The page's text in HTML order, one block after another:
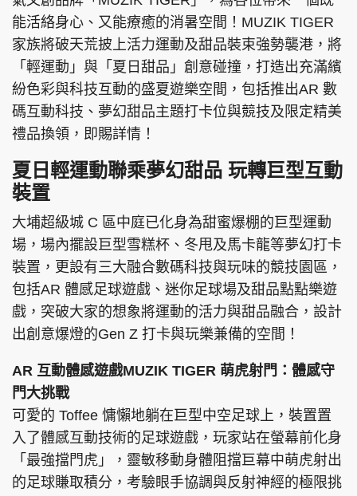
能活絡身心、又能療癒的消暑空間！MUZIK TIGER
家族將破天荒披上活力運動及甜品裝束強勢襲港，將
「輕運動」與「夏日甜品」創意碰撞，打造出充滿繽
紛色彩與科技互動的盛夏遊樂空間，包括推出AR 數
碼互動科技、夢幻甜品主題打卡位與競技及限定精美
禮品換領，即賜詳情！
夏日輕運動聯乘夢幻甜品 玩轉巨型互動
裝置
大埔超級城 C 區中庭已化身為甜蜜爆棚的巨型運動
場，場內擺設巨型雪糕杯、冬甩及馬卡龍等夢幻打卡
裝置，更設有三大融合數碼科技與玩味的競技園區，
包括AR 體感足球遊戲、迷你足球場及甜品點點樂遊
戲，突破大家的想象將運動的活力與甜品融合，設計
出創意爆燈的Gen Z 打卡與玩樂兼備的空間！
AR 互動體感遊戲MUZIK TIGER 萌虎射門：體感守
門大挑戰
可愛的 Toffee 慵懶地躺在巨型中空足球上，裝置置
入了體感互動技術的足球遊戲，玩家站在螢幕前化身
「最強擋門虎」，靈敏移動身體阻擋巨幕中萌虎射出
的足球賺取積分，考驗眼手協調與反射神經的極限挑